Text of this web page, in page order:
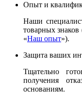
Опыт и
Наши
товарных
«Наш опыт»).
Защита ваших
Тщательно
получения
основаниям.